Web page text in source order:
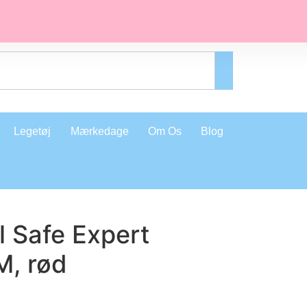
Legetøj Mærkedage Om Os Blog
Safe Expert
rød